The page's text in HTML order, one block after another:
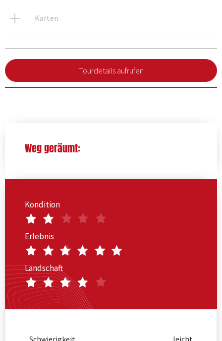
Karten
Tourdetails aufrufen
Weg geräumt:
Kondition
Erlebnis
Landschaft
Schwierigkeit
leicht